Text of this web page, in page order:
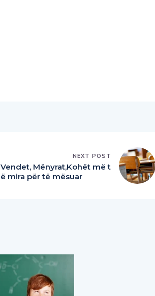
NEXT POST
Vendet, Mënyrat,Kohët më t
ë mira për të mësuar